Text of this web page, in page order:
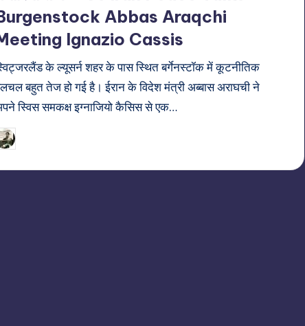
Abbas Araqchi
Ignazio Cassis
के ल्यूसर्न शहर के पास स्थित बर्गेनस्टॉक में कूटनीतिक
बहुत तेज हो गई है। ईरान के विदेश मंत्री अब्बास अराघची ने
स्विस समकक्ष इग्नाजियो कैसिस से एक…